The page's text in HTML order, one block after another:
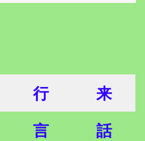
行
来
言
話